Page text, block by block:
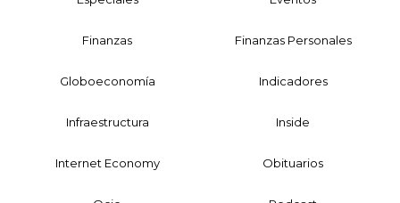
Finanzas Finanzas Personales
Globoeconomía Indicadores
Infraestructura Inside
Internet Economy Obituarios